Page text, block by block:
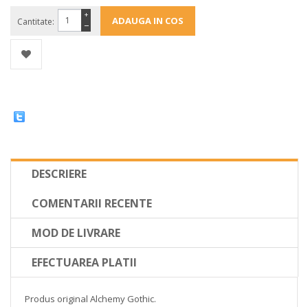
Cantitate: −
+
DESCRIERE
COMENTARII RECENTE
MOD DE LIVRARE
EFECTUAREA PLATII
Produs original Alchemy Gothic.